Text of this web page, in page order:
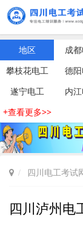
地区 成
攀枝花电工
德
遂宁电工
内
+查看更多>>
四川电工考试
四川泸州电